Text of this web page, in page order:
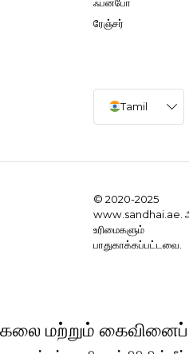
ரேஞ்சர்
Tamil
© 2020-2025
www.sandhai.ae.
உரிமைகளும்
பாதுகாக்கப்பட்டவை.
கலை மற்றும்